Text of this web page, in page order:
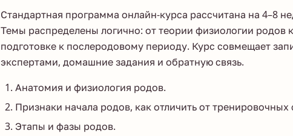
Стандартная программа онлайн-курса рассчитана на 4–8
Темы распределены логично: от теории физиологии родов
подготовке к послеродовому периоду. Курс совмещает
экспертами, домашние задания и обратную связь.
Анатомия и физиология родов.
Признаки начала родов, как отличить от тренировочных
Этапы и фазы родов.